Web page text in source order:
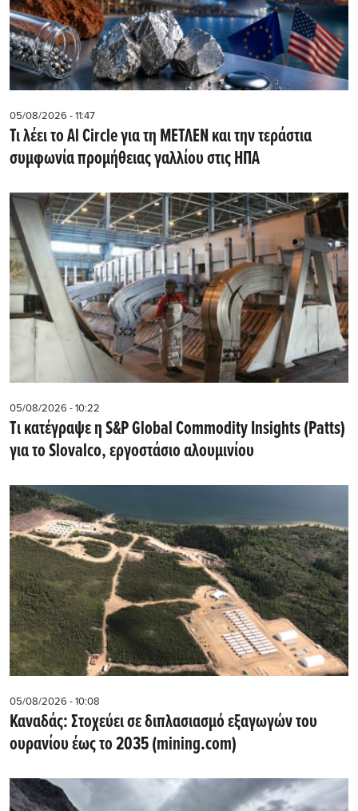
05/08/2026 - 11:47
Τι λέει το Al Circle για τη ΜΕΤΛΕΝ και την τεράστια
συμφωνία προμήθειας γαλλίου στις ΗΠΑ
05/08/2026 - 10:22
Tι κατέγραψε η S&P Global Commodity Insights (Patts)
για το Slovalco, εργοστάσιο αλουμινίου
05/08/2026 - 10:08
Καναδάς: Στοχεύει σε διπλασιασμό εξαγωγών του
ουρανίου έως το 2035 (mining.com)